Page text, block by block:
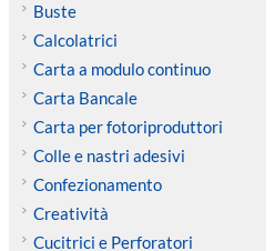
Buste
Calcolatrici
Carta a modulo continuo
Carta Bancale
Carta per fotoriproduttori
Colle e nastri adesivi
Confezionamento
Creatività
Cucitrici e Perforatori